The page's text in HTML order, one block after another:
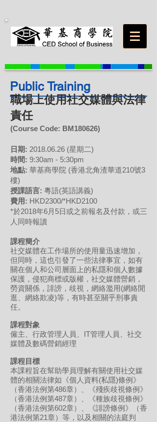
Public Training
職場上使用社交媒體與法律
責任
(Course Code: BM180626)
日期: 2018.06.26 (星期二)
時間: 9:30am - 5:30pm
地點: 華基商學院 (香港北角渣華道210號3
樓)
授課語言: 粵語(英語講義)
費用: HKD2300/*HKD2100
*於2018年6月5日或之前報名及付款，或三
人同時報讀
課程簡介
社交媒體在工作場所的使用量迅速增加，
但同時，這也引發了一些法律事宜，如有
關在個人和公司層面上的私隱和個人數據
保護，侵犯商標或版權，社交媒體營銷，
勞資關係，誹謗，歧視，網絡濫用(網絡閒
逛、網絡欺凌)等，有時甚至關乎刑事責
任。
課程對象
僱主、行政管理人員、IT管理人員、社交
媒體及數碼營銷經理
課程目標
本課程旨在幫助學員理解有關使用社交媒
體的相關法律如《個人資料(私隱)條例》
（香港法例第486章）、《殘疾歧視條例》
（香港法例第487章）、《種族歧視條例》
（香港法例第602章）、《誹謗條例》（香
港法例第21章）等，以及相關的法庭判